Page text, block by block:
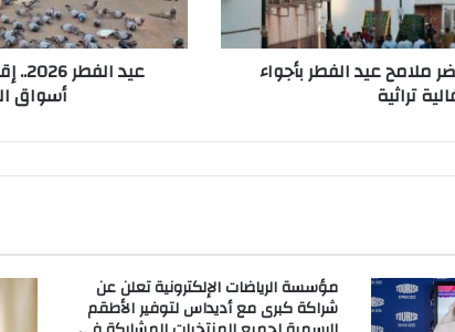
ملامح عيد الفطر بأجواء
تراثية
على
أسواق
عيد
أسواق
مؤسسة الرياضات الإلكترونية تعلن عن
شراكة كبرى مع أديداس لتوفير الأطقم